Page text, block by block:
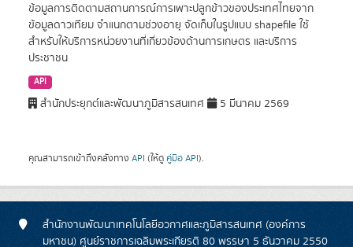
ข้อมูลการติดตามสถานการณ์การเพาะปลูกข้าวของประเทศไทยจาก
ข้อมูลดาวเทียม จำแนกตามช่วงอายุ จัดเก็บในรูปแบบ shapefile ใช้
สำหรับให้บริการหน่วยงานที่เกี่ยวข้องด้านการเกษตร และบริการ
ประชาชน
API
สำนักประยุกต์และพัฒนาภูมิสารสนเทศ 5 มีนาคม 2569
คุณสามารถเข้าถึงคลังทาง API (ให้ดู คู่มือ API).
สำนักงานพัฒนาเทคโนโลยีอวกาศและภูมิสารสนเทศ (องค์การ
มหาชน) ศูนย์ราชการเฉลิมพระเกียรติ 80 พรรษา 5 ธันวาคม 2550